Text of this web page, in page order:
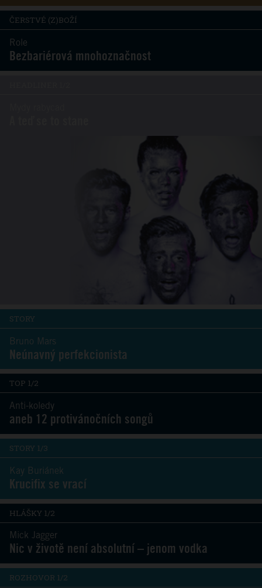
ČERSTVÉ (Z)BOŽÍ
Role
Bezbariérová mnohoznačnost
STORY
Bruno Mars
Neúnavný perfekcionista
TOP 1/2
Anti-koledy
aneb 12 protivánočních songů
STORY 1/3
Kay Buriánek
Krucifix se vrací
HLÁŠKY 1/2
Mick Jagger
Nic v životě není absolutní – jenom vodka
ROZHOVOR 1/2